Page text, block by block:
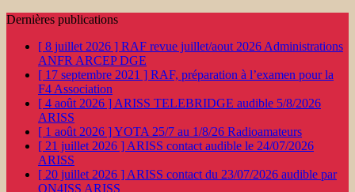
Dernières publications
[ 8 juillet 2026 ] RAF revue juillet/aout 2026 Administrations
ANFR ARCEP DGE
[ 17 septembre 2021 ] RAF, préparation à l’examen pour la
F4 Association
[ 4 août 2026 ] ARISS TELEBRIDGE audible 5/8/2026
ARISS
[ 1 août 2026 ]YOTA 25/7 au 1/8/26 Radioamateurs
[ 21 juillet 2026 ] ARISS contact audible le 24/07/2026
ARISS
[ 20 juillet 2026 ] ARISS contact du 23/07/2026 audible par
ON4ISS ARISS